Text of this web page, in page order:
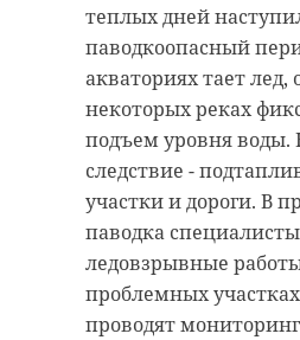
теплых дней
паводкоопасный
акваториях тает лед,
некоторых реках
подъем уровня воды.
следствие -
участки и дороги. В
паводка
ледовзрывные
проблемных
проводят